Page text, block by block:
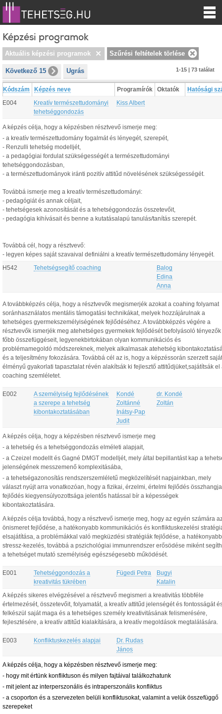
Képzési programok
Aktuális képzési programok Szűrési feltételek törlése
Következő 15 Ugrás 1-15 | 73 találat
Kódszám Képzés neve Programírók Oktatók Hatósági
E004
Kreatív természettudományi
tehetséggondozás
Kiss Albert
A képzés célja, hogy a képzésben résztvevő ismerje meg:
- a kreatív természettudomány fogalmát és lényegét, szerepét,
- Renzulli tehetség modelljét,
- a pedagógiai fordulat szükségességét a természettudományi
tehetséggondozásban,
- a természettudományok iránti pozitív attitűd növelésének szükségességét.
Továbbá ismerje meg a kreatív természettudományi:
- pedagógiát és annak céljait,
- tehetségesek azonosítását és a tehetséggondozás összetevőit,
- pedagógia kihívásait és benne a kutatásalapú tanulás/tanítás szerepét.
Továbbá cél, hogy a résztvevő:
- legyen képes saját szavaival definiálni a kreatív természettudomány lényegét.
H542 Tehetségsegítő coaching
Balog
Edina
Anna
A továbbképzés célja, hogy a résztvevők megismerjék azokat a coahing folyamat
soránhasználatos mentális támogatási technikákat, melyek hozzájárulnak a
tehetséges gyermekszemélyiségének fejlődéséhez. A továbbképzés végére a
résztvevők ismerjék meg atehetséges gyermekek fejlődését befolyásoló tényezők
főbb összefüggéseit, legyenekbirtokában olyan kommunikációs és
problémamegoldó módszereknek, melyek alkalmasak atehetség
és a teljesítmény fokozására. Továbbá cél az is, hogy a képzéssorán szerzett saját
élményű gyakorlati tapasztalat révén alakítsák ki fejlesztő attitűdjüket,sajátítsák el
coaching szemléletet.
E002
A személyiség fejlődésének
a szerepe a tehetség
kibontakoztatásában
Kondé
Zoltánné
Inátsy-Pap
Judit
dr. Kondé
Zoltán
A képzés célja, hogy a képzésben résztvevő ismerje meg
- a tehetség és a tehetséggondozás elméleti alapjait,
- a Czeizel modellt és Gagné DMGT modelljét, mely által bepillantást kap a
jelenségének messzemenő komplexitásába,
- a tehetségazonosítás rendszerszemléletű megközelítését napjainkban, mely
választ nyújt arra vonatkozóan, hogy a fizikai, érzelmi, értelmi fejlődés
fejlődés kiegyensúlyozottsága jelentős hatással bír a képességek
kibontakoztatására.
A képzés célja továbbá, hogy a résztvevő ismerje meg, hogy az egyén számára
önismeret fejlődése, a hatékonyabb kommunikációs és konfliktuskezelési
elsajátítása, a problémákkal való megküzdési stratégiák fejlődése, a hatékonyabb
stressz-kezelés, továbbá a pszichológiai immunrendszer erősödése miként
a tehetséget mutató személyiség egészségesebb működését.
E001
Tehetséggondozás a
kreativitás tükrében
Fügedi Petra
Bugyi
Katalin
A képzés sikeres elvégzésével a résztvevő megismeri a kreativitás többféle
értelmezését, összetevőit, folyamatát, a kreatív attitűd jelenségét és fontosságát
felkészül saját maga és a tehetséges személy kreativitásának felismerésére,
fejlesztésére, a kreatív attitűd kialakítására, a kreatív megoldások megtalálására.
E003 Konfliktuskezelés alapjai
Dr. Rudas
János
A képzés célja, hogy a képzésben résztvevő ismerje meg:
- hogy mit értünk konfliktuson és milyen fajtáival találkozhatunk
- mit jelent az interperszonális és intraperszonális konfliktus
- a csoporton és a szervezeten belüli konfliktusokat, valamint a velük összefüggő
szerepeket